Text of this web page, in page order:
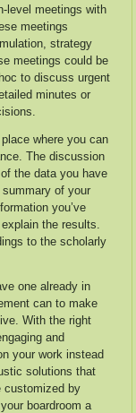
level meetings with
meetings
strategy
meetings could be
to discuss urgent
minutes or
where you can
The discussion
the data you have
of your
you’ve
the results.
to the scholarly
one already in
can to make
With the right
and
your work instead
solutions that
customized by
boardroom a